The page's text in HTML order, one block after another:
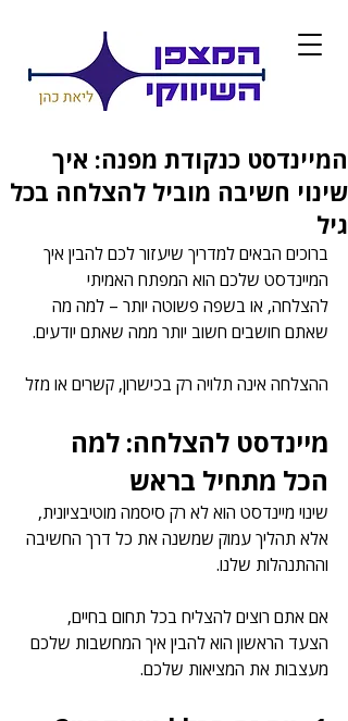
המיינדסט כנקודת מפנה: איך
שינוי חשיבה מוביל להצלחה בכל
גיל
ברוכים הבאים למדריך שיעזור לכם להבין איך
המיינדסט שלכם הוא המפתח האמיתי
להצלחה, או בשפה פשוטה יותר – למה מה
שאתם חושבים חשוב יותר ממה שאתם יודעים.
ההצלחה אינה תלויה רק בכישרון, קשרים או מזל
מיינדסט להצלחה: למה
הכל מתחיל בראש
שינוי מיינדסט הוא לא רק סיסמה מוטיבציונית,
אלא תהליך עמוק שמשנה את כל דרך החשיבה
וההתנהלות שלנו.
אם אתם רוצים להצליח בכל תחום בחיים,
הצעד הראשון הוא להבין איך המחשבות שלכם
מעצבות את המציאות שלכם.